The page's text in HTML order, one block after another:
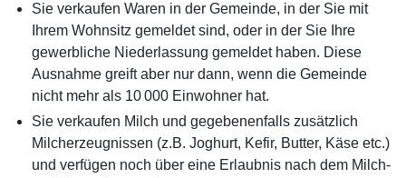
Sie verkaufen Waren in der Gemeinde, in der Sie mit
Ihrem Wohnsitz gemeldet sind, oder in der Sie Ihre
gewerbliche Niederlassung gemeldet haben. Diese
Ausnahme greift aber nur dann, wenn die Gemeinde
nicht mehr als 10 000 Einwohner hat.
Sie verkaufen Milch und gegebenenfalls zusätzlich
Milcherzeugnissen (z.B. Joghurt, Kefir, Butter, Käse etc.)
und verfügen noch über eine Erlaubnis nach dem Milch-